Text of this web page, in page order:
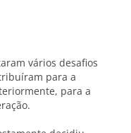
vários desafios
para a
para a